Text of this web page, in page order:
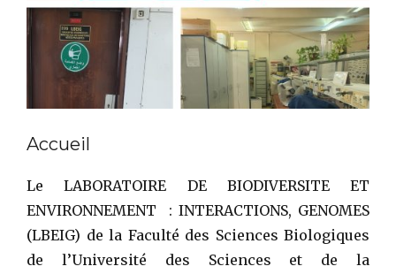
Accueil
Le LABORATOIRE DE BIODIVERSITE ET
ENVIRONNEMENT : INTERACTIONS, GENOMES
(LBEIG) de la Faculté des Sciences Biologiques
de l’Université des Sciences et de la